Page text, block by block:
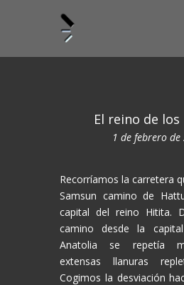
El reino de
1 de febrero de
Recorríamos la carretera
Samsun camino de
capital del reino Hitita.
camino desde la
Anatolia se repetía
extensas llanuras
Cogimos la desviación